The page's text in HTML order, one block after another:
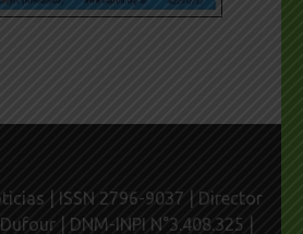
| ISSN 2796-9037 | Director
| DNM-INPI N°3.408.325 |